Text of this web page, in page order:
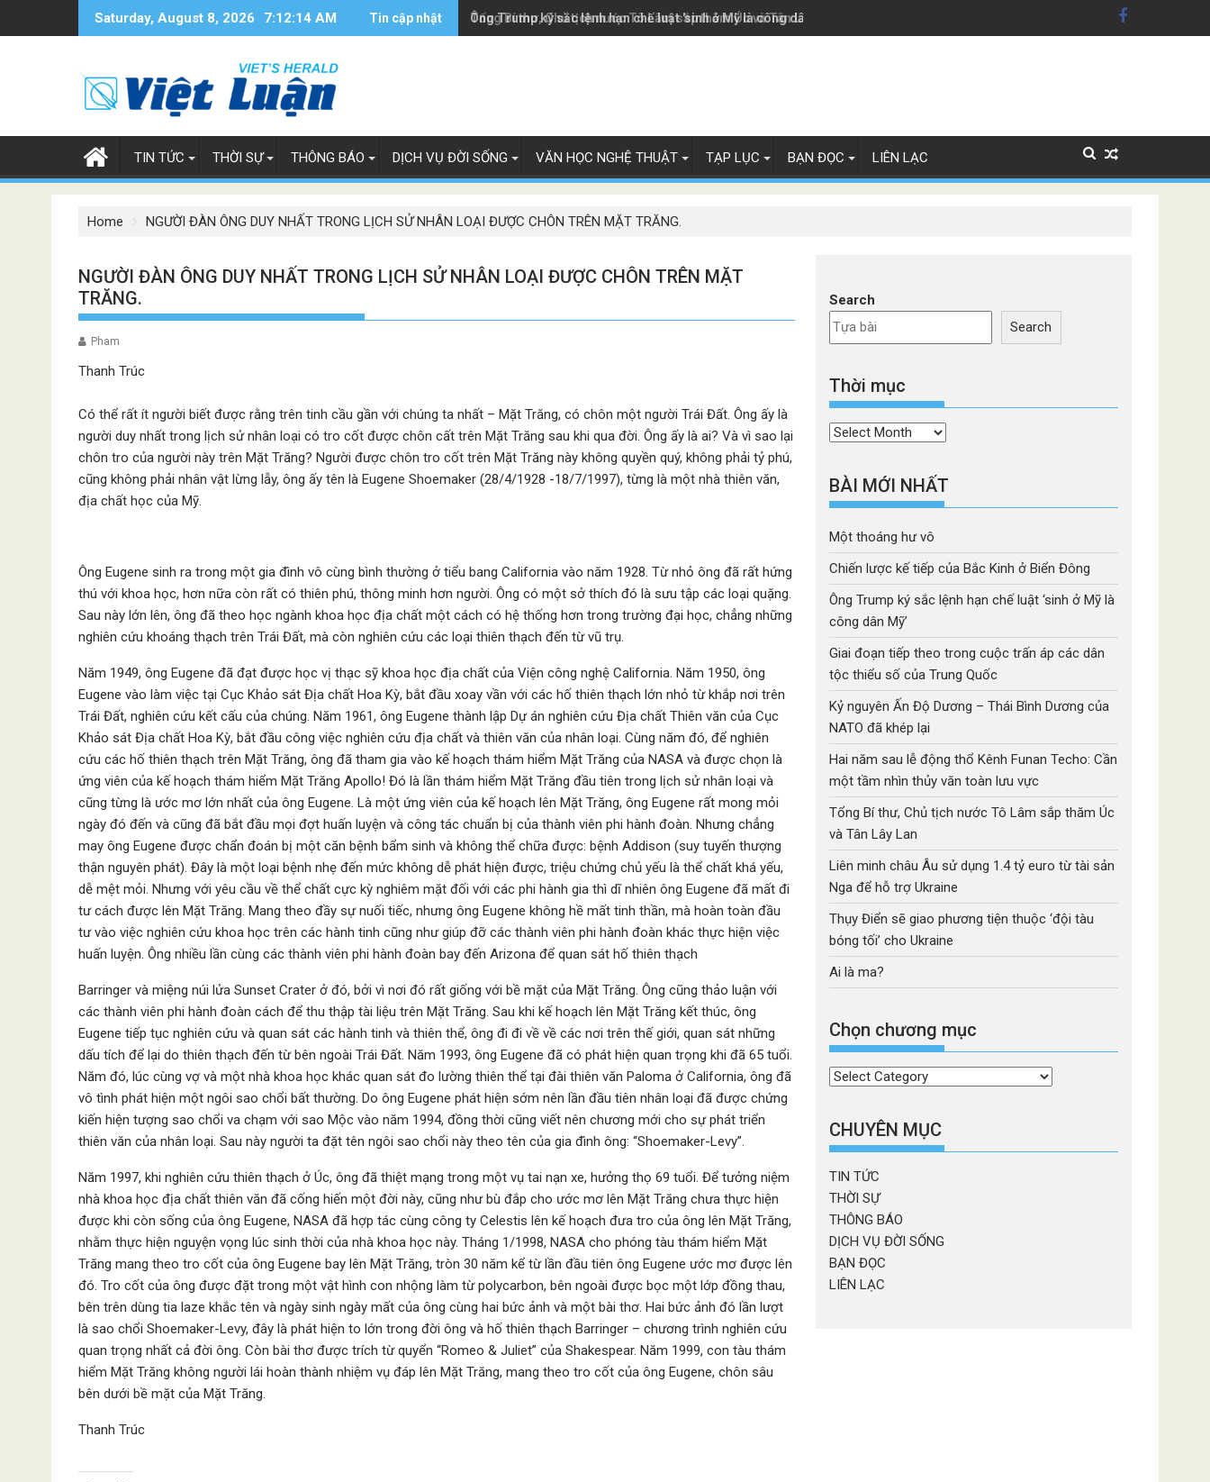
Saturday, August 8, 2026 7:12:14 AM Tin cập nhật Ông Trump ký sắc lệnh hạn chế luật 'sinh ở Mỹ là công dân Mỹ'
Tổng Bí thư, Chủ tịch nước Tô Lâm sắp thăm Úc và Tân Lây Lan
TIN TỨC THỜI SỰ THÔNG BÁO DỊCH VỤ ĐỜI SỐNG VĂN HỌC NGHỆ THUẬT TẠP LỤC BẠN ĐỌC LIÊN LẠC
Home NGƯỜI ĐÀN ÔNG DUY NHẤT TRONG LỊCH SỬ NHÂN LOẠI ĐƯỢC CHÔN TRÊN MẶT TRĂNG.
NGƯỜI ĐÀN ÔNG DUY NHẤT TRONG LỊCH SỬ NHÂN LOẠI ĐƯỢC CHÔN TRÊN MẶT
TRĂNG.
Pham
Thanh Trúc
Có thể rất ít người biết được rằng trên tinh cầu gần với chúng ta nhất – Mặt Trăng, có chôn một người Trái Đất. Ông ấy là
người duy nhất trong lịch sử nhân loại có tro cốt được chôn cất trên Mặt Trăng sau khi qua đời. Ông ấy là ai? Và vì sao lại
chôn tro của người này trên Mặt Trăng? Người được chôn tro cốt trên Mặt Trăng này không quyền quý, không phải tỷ phú,
cũng không phải nhân vật lừng lẫy, ông ấy tên là Eugene Shoemaker (28/4/1928 -18/7/1997), từng là một nhà thiên văn,
địa chất học của Mỹ.
Ông Eugene sinh ra trong một gia đình vô cùng bình thường ở tiểu bang California vào năm 1928. Từ nhỏ ông đã rất hứng
thú với khoa học, hơn nữa còn rất có thiên phú, thông minh hơn người. Ông có một sở thích đó là sưu tập các loại quặng.
Sau này lớn lên, ông đã theo học ngành khoa học địa chất một cách có hệ thống hơn trong trường đại học, chẳng những
nghiên cứu khoáng thạch trên Trái Đất, mà còn nghiên cứu các loại thiên thạch đến từ vũ trụ.
Năm 1949, ông Eugene đã đạt được học vị thạc sỹ khoa học địa chất của Viện công nghệ California. Năm 1950, ông
Eugene vào làm việc tại Cục Khảo sát Địa chất Hoa Kỳ, bắt đầu xoay vần với các hố thiên thạch lớn nhỏ từ khắp nơi trên
Trái Đất, nghiên cứu kết cấu của chúng. Năm 1961, ông Eugene thành lập Dự án nghiên cứu Địa chất Thiên văn của Cục
Khảo sát Địa chất Hoa Kỳ, bắt đầu công việc nghiên cứu địa chất và thiên văn của nhân loại. Cùng năm đó, để nghiên
cứu các hố thiên thạch trên Mặt Trăng, ông đã tham gia vào kế hoạch thám hiểm Mặt Trăng của NASA và được chọn là
ứng viên của kế hoạch thám hiểm Mặt Trăng Apollo! Đó là lần thám hiểm Mặt Trăng đầu tiên trong lịch sử nhân loại và
cũng từng là ước mơ lớn nhất của ông Eugene. Là một ứng viên của kế hoạch lên Mặt Trăng, ông Eugene rất mong mỏi
ngày đó đến và cũng đã bắt đầu mọi đợt huấn luyện và công tác chuẩn bị của thành viên phi hành đoàn. Nhưng chẳng
may ông Eugene được chẩn đoán bị một căn bệnh bẩm sinh và không thể chữa được: bệnh Addison (suy tuyến thượng
thận nguyên phát). Đây là một loại bệnh nhẹ đến mức không dễ phát hiện được, triệu chứng chủ yếu là thể chất khá yếu,
dễ mệt mỏi. Nhưng với yêu cầu về thể chất cực kỳ nghiêm mặt đối với các phi hành gia thì dĩ nhiên ông Eugene đã mất đi
tư cách được lên Mặt Trăng. Mang theo đầy sự nuối tiếc, nhưng ông Eugene không hề mất tinh thần, mà hoàn toàn đầu
tư vào việc nghiên cứu khoa học trên các hành tinh cũng như giúp đỡ các thành viên phi hành đoàn khác thực hiện việc
huấn luyện. Ông nhiều lần cùng các thành viên phi hành đoàn bay đến Arizona để quan sát hố thiên thạch
Barringer và miệng núi lửa Sunset Crater ở đó, bởi vì nơi đó rất giống với bề mặt của Mặt Trăng. Ông cũng thảo luận với
các thành viên phi hành đoàn cách để thu thập tài liệu trên Mặt Trăng. Sau khi kế hoạch lên Mặt Trăng kết thúc, ông
Eugene tiếp tục nghiên cứu và quan sát các hành tinh và thiên thể, ông đi đi về về các nơi trên thế giới, quan sát những
dấu tích để lại do thiên thạch đến từ bên ngoài Trái Đất. Năm 1993, ông Eugene đã có phát hiện quan trọng khi đã 65 tuổi.
Năm đó, lúc cùng vợ và một nhà khoa học khác quan sát đo lường thiên thể tại đài thiên văn Paloma ở California, ông đã
vô tình phát hiện một ngôi sao chổi bất thường. Do ông Eugene phát hiện sớm nên lần đầu tiên nhân loại đã được chứng
kiến hiện tượng sao chổi va chạm với sao Mộc vào năm 1994, đồng thời cũng viết nên chương mới cho sự phát triển
thiên văn của nhân loại. Sau này người ta đặt tên ngôi sao chổi này theo tên của gia đình ông: “Shoemaker-Levy”.
Năm 1997, khi nghiên cứu thiên thạch ở Úc, ông đã thiệt mạng trong một vụ tai nạn xe, hưởng thọ 69 tuổi. Để tưởng niệm
nhà khoa học địa chất thiên văn đã cống hiến một đời này, cũng như bù đắp cho ước mơ lên Mặt Trăng chưa thực hiện
được khi còn sống của ông Eugene, NASA đã hợp tác cùng công ty Celestis lên kế hoạch đưa tro của ông lên Mặt Trăng,
nhằm thực hiện nguyện vọng lúc sinh thời của nhà khoa học này. Tháng 1/1998, NASA cho phóng tàu thám hiểm Mặt
Trăng mang theo tro cốt của ông Eugene bay lên Mặt Trăng, tròn 30 năm kể từ lần đầu tiên ông Eugene ước mơ được lên
đó. Tro cốt của ông được đặt trong một vật hình con nhộng làm từ polycarbon, bên ngoài được bọc một lớp đồng thau,
bên trên dùng tia laze khắc tên và ngày sinh ngày mất của ông cùng hai bức ảnh và một bài thơ. Hai bức ảnh đó lần lượt
là sao chổi Shoemaker-Levy, đây là phát hiện to lớn trong đời ông và hố thiên thạch Barringer – chương trình nghiên cứu
quan trọng nhất cả đời ông. Còn bài thơ được trích từ quyển “Romeo & Juliet” của Shakespear. Năm 1999, con tàu thám
hiểm Mặt Trăng không người lái hoàn thành nhiệm vụ đáp lên Mặt Trăng, mang theo tro cốt của ông Eugene, chôn sâu
bên dưới bề mặt của Mặt Trăng.
Thanh Trúc
Search
Search
Thời mục
Thời
BÀI MỚI NHẤT
Một thoáng hư vô
Chiến lược kế tiếp của Bắc Kinh ở Biển Đông
Ông Trump ký sắc lệnh hạn chế luật ‘sinh ở Mỹ là
công dân Mỹ’
Giai đoạn tiếp theo trong cuộc trấn áp các dân
tộc thiểu số của Trung Quốc
Kỷ nguyên Ấn Độ Dương – Thái Bình Dương của
NATO đã khép lại
Hai năm sau lễ động thổ Kênh Funan Techo: Cần
một tầm nhìn thủy văn toàn lưu vực
Tổng Bí thư, Chủ tịch nước Tô Lâm sắp thăm Úc
và Tân Lây Lan
Liên minh châu Âu sử dụng 1.4 tỷ euro từ tài sản
Nga để hỗ trợ Ukraine
Thụy Điển sẽ giao phương tiện thuộc ‘đội tàu
bóng tối’ cho Ukraine
Ai là ma?
Chọn chương mục
Chọn
mục
CHUYÊN MỤC
TIN TỨC
THỜI SỰ
THÔNG BÁO
DỊCH VỤ ĐỜI SỐNG
BẠN ĐỌC
LIÊN LẠC